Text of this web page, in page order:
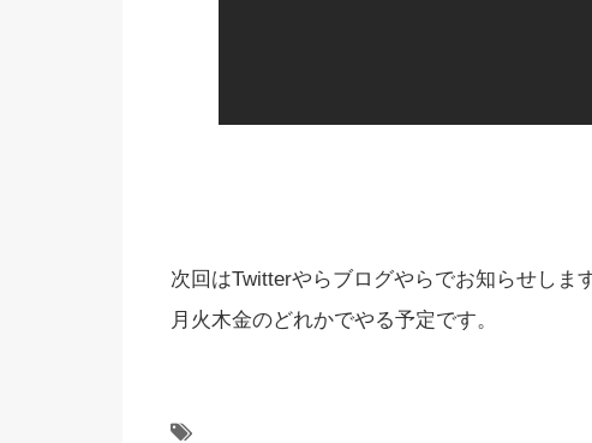
次回はTwitterやらブログやらでお知らせしま
月火木金のどれかでやる予定です。